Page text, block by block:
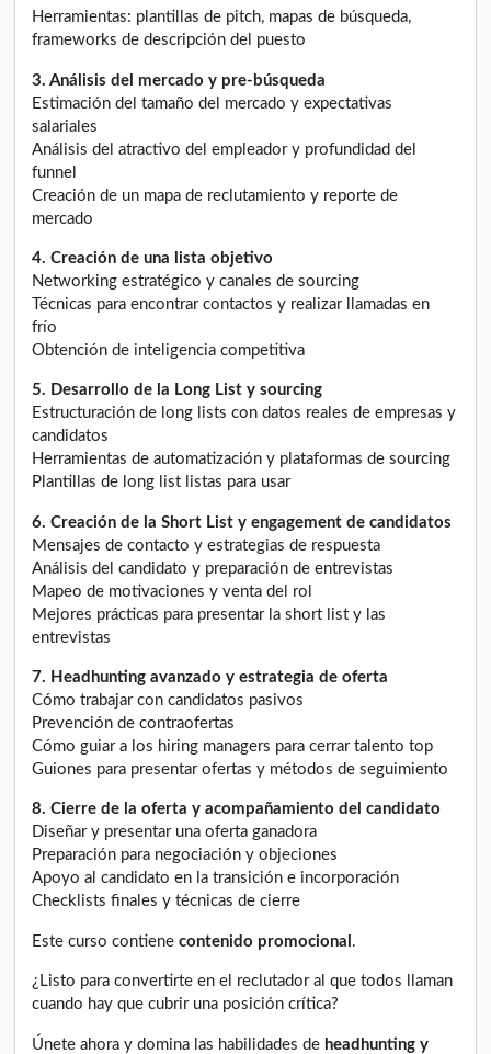
Herramientas: plantillas de pitch, mapas de búsqueda,
frameworks de descripción del puesto
3. Análisis del mercado y pre-búsqueda
Estimación del tamaño del mercado y expectativas
salariales
Análisis del atractivo del empleador y profundidad del
funnel
Creación de un mapa de reclutamiento y reporte de
mercado
4. Creación de una lista objetivo
Networking estratégico y canales de sourcing
Técnicas para encontrar contactos y realizar llamadas en
frío
Obtención de inteligencia competitiva
5. Desarrollo de la Long List y sourcing
Estructuración de long lists con datos reales de empresas y
candidatos
Herramientas de automatización y plataformas de sourcing
Plantillas de long list listas para usar
6. Creación de la Short List y engagement de candidatos
Mensajes de contacto y estrategias de respuesta
Análisis del candidato y preparación de entrevistas
Mapeo de motivaciones y venta del rol
Mejores prácticas para presentar la short list y las
entrevistas
7. Headhunting avanzado y estrategia de oferta
Cómo trabajar con candidatos pasivos
Prevención de contraofertas
Cómo guiar a los hiring managers para cerrar talento top
Guiones para presentar ofertas y métodos de seguimiento
8. Cierre de la oferta y acompañamiento del candidato
Diseñar y presentar una oferta ganadora
Preparación para negociación y objeciones
Apoyo al candidato en la transición e incorporación
Checklists finales y técnicas de cierre
Este curso contienecontenido promocional .
¿Listo para convertirte en el reclutador al que todos llaman
cuando hay que cubrir una posición crítica?
Únete ahora y domina las habilidades de headhunting y